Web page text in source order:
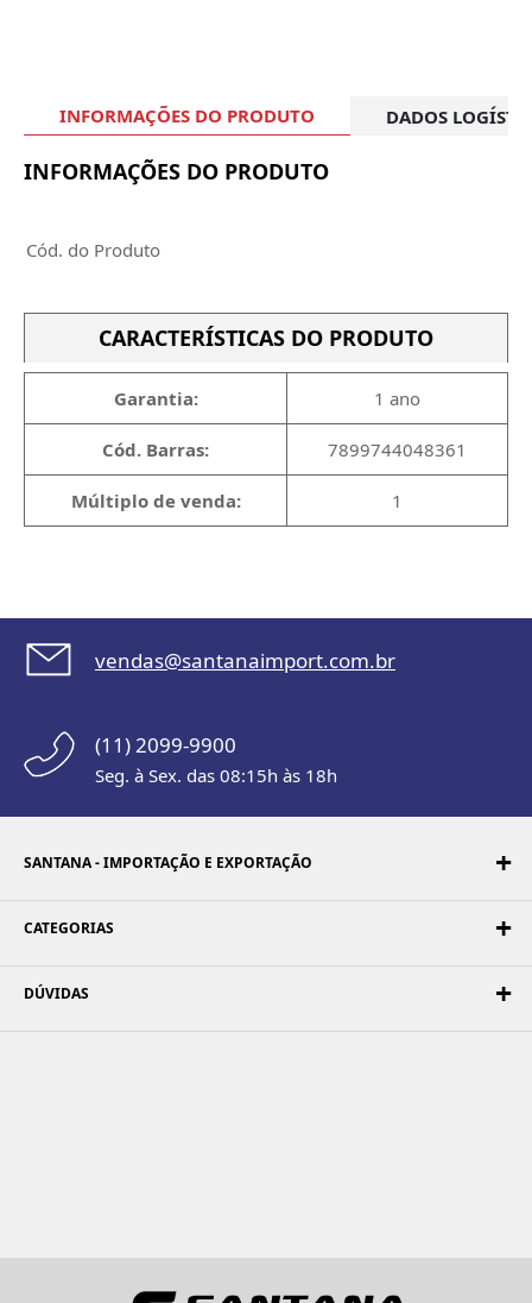
INFORMAÇÕES DO PRODUTO DADOS
INFORMAÇÕES DO PRODUTO
Cód. do Produto
CARACTERÍSTICAS DO PRODUTO
Garantia: 1 ano
Cód. Barras: 7899744048361
Múltiplo de venda: 1
vendas@santanaimport.com.br
(11) 2099-9900
Seg. à Sex. das 08:15h às 18h
SANTANA - IMPORTAÇÃO E EXPORTAÇÃO
CATEGORIAS
DÚVIDAS